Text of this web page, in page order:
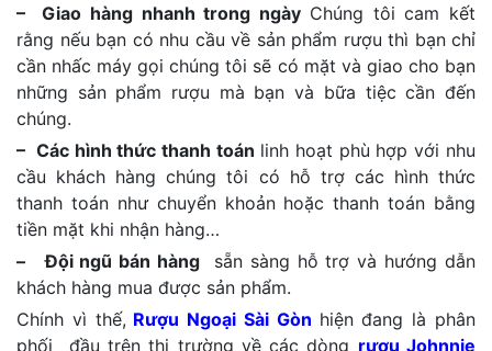
– Giao hàng nhanh trong ngày Chúng tôi cam kết
rằng nếu bạn có nhu cầu về sản phẩm rượu thì bạn chỉ
cần nhấc máy gọi chúng tôi sẽ có mặt và giao cho bạn
những sản phẩm rượu mà bạn và bữa tiệc cần đến
chúng.
– Các hình thức thanh toán linh hoạt phù hợp với nhu
cầu khách hàng chúng tôi có hỗ trợ các hình thức
thanh toán như chuyển khoản hoặc thanh toán bằng
tiền mặt khi nhận hàng…
– Đội ngũ bán hàng
sẵn sàng hỗ trợ và hướng dẫn
khách hàng mua được sản phẩm.
Chính vì thế, Rượu Ngoại Sài Gòn hiện đang là phân
phối đầu trên thị trường về các dòng rượu Johnnie